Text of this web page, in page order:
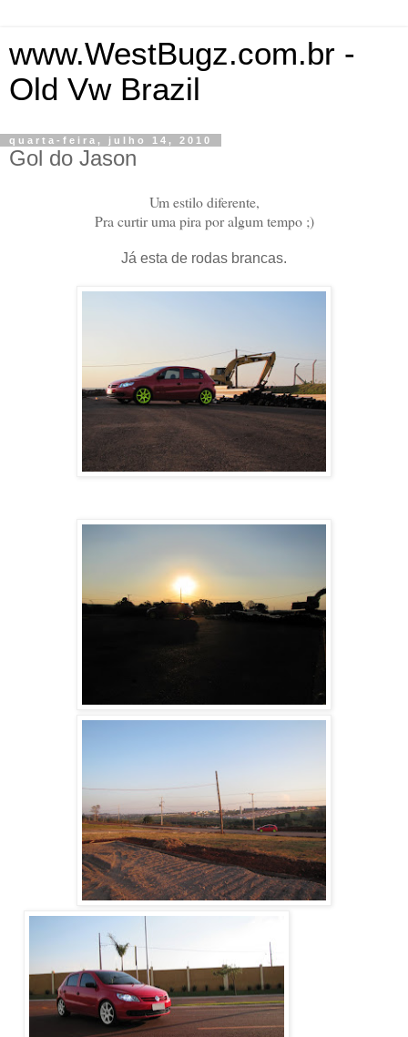
www.WestBugz.com.br -
Old Vw Brazil
quarta-feira, julho 14, 2010
Gol do Jason
Um estilo diferente,
Pra curtir uma pira por algum tempo ;)
Já esta de rodas brancas.